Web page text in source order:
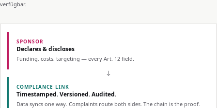
verfügbar.
SPONSOR
Declares & discloses
Funding, costs, targeting — every Art. 12 field.
COMPLIANCE LINK
Timestamped. Versioned. Audited.
Data syncs one way. Complaints route both sides. The chain is the proof.